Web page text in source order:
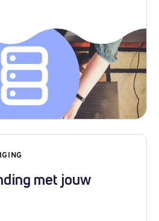
met jouw